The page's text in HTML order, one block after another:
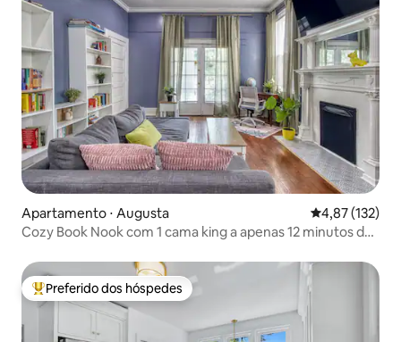
Apartamento ⋅ Augusta 4,87 de uma
4,87 (132)
Cozy Book Nook com 1 cama king a apenas 12 minutos do
Entre os melhores preferidos dos hóspedes
Preferido dos hóspedes